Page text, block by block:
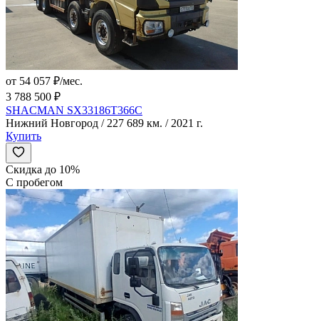
от 54 057 ₽/мес.
3 788 500 ₽
SHACMAN SX33186T366C
Нижний Новгород / 227 689 км. / 2021 г.
Купить
Скидка до 10%
С пробегом